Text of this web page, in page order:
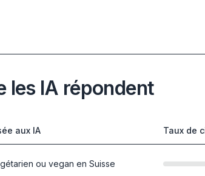
les IA répondent
aux IA Taux de
ou vegan en Suisse